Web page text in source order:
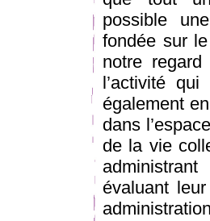
possible
fondée sur
notre
l’activité
également
dans
de la vie
évaluant